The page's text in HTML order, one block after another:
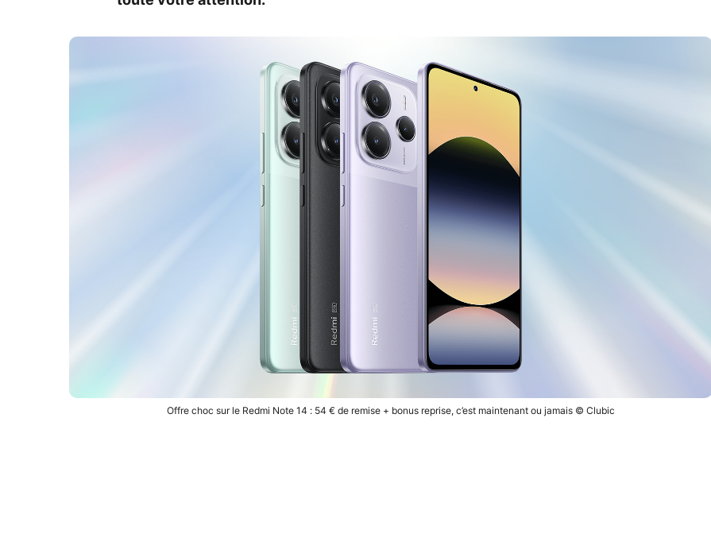
Offre choc sur le Redmi Note 14 : 54 € de remise + bonus reprise, c’est maintenant ou jamais © Clubic